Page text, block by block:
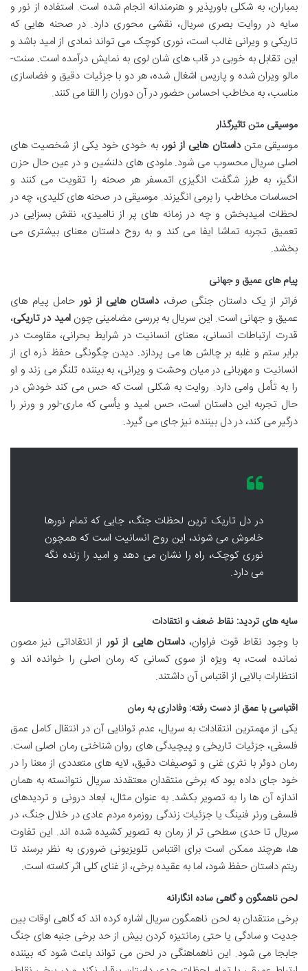
بمباران، به شکلی باورپذیر و هنرمندانه انجام شده است. استفاده از نور و
سایه در روایت بصری سریال، نقشی محوری دارد. در صحنه هایی که
تاریکی و ویرانی غالب است، نوری کوچک می تواند نمادی از امید باشد و
این تقابل به خوبی در قاب های شان لوی به نمایش درآمده است. سنت-
مالو ویران شده و پاریس اشغال شده، هر دو با جزئیات دقیق و فضاسازی
مناسب، به مخاطب احساس حضور در آن دوران را القا می کنند.
موسیقی متن تاثیرگذار
موسیقی متنداستان هایی از نور، به خودی خود یکی از شخصیت های
اصلی سریال محسوب می شود. ملودی های دلنشین و در عین حال حزن
انگیز، به طرز شگفت انگیزی اتمسفر هر صحنه را تقویت می کنند و
احساسات مخاطب را برمی انگیزند. موسیقی در صحنه های کلیدی، چه در
لحظات امیدبخش و چه در زمانه های پر از ناامیدی، نقش بسزایی در
تعمیق تجربه تماشا ایفا می کند و به روح داستان معنای بیشتری می
بخشد.
پیام های عمیق و جهانی
فراتر از یک داستان جنگی صرف،داستان هایی از نور حامل پیام های
عمیق و جهانی است. این سریال به بررسی مضامینی چونامید در تاریکی،
قدرت ارتباطات انسانی، معنای انسانیت در شرایط بحرانی، مقاومت در
برابر ستم و غلبه بر چالش ها می پردازد. دیدن چگونگی حفظ ذره ای از
انسانیت و مهربانی در میان وحشت و ویرانی، به بیننده تلنگر می زند و او
را به تأمل وامی دارد. روایت به شکلی است که حس می کند خودش در
حال تجربه این داستان است، حس امید و یأسی که ماری-لور و ورنر را
درگیر می کند، در دل بیننده نیز جای می گیرد.
در دل تاریک ترین لحظات جنگ، جایی که تمام نورها
خاموش می شوند، این روح انسانیت است که همچون
نوری کوچک، راه را نشان می دهد و امید را زنده نگه
می دارد.
سایه های تردید: نقاط ضعف و انتقادات
با وجود نقاط قوت فراوان،داستان هایی از نور از انتقاداتی نیز مصون
نمانده است، به ویژه از سوی کسانی که رمان اصلی را خوانده اند و
انتظارات بالایی از اقتباس آن داشتند.
اقتباسی با عمق از دست رفته: وفاداری به رمان
یکی از مهمترین انتقادات به سریال، عدم توانایی آن در انتقال کامل عمق
فلسفی، جزئیات تاریخی و پیچیدگی های روان شناختی رمان اصلی است.
رمان دوئر با نثری غنی و توصیفات دقیق، لایه های متعددی از معنا را در
خود جای داده بود که برخی منتقدان معتقدند سریال نتوانسته به همان
اندازه آن ها را به تصویر بکشد. به عنوان مثال، ابعاد درونی و تردیدهای
فلسفی ورنر فنینگ یا جزئیات زندگی روزمره مردم عادی در خلال جنگ، در
سریال تا حدی سطحی تر از رمان به تصویر کشیده شده اند. این تفاوت
ها، هرچند ممکن است برای اقتباس تلویزیونی ضروری به نظر برسند تا
ریتم داستان حفظ شود، اما به عقیده برخی، از غنای کلی اثر کاسته است.
لحن ناهمگون و گاهی ساده انگارانه
برخی منتقدان به لحن ناهمگون سریال اشاره کرده اند که گاهی اوقات بین
جدیت و سادگی یا حتی رمانتیزه کردن بیش از حد برخی جنبه های جنگ
جابجا می شود. این ناهماهنگی در لحن می تواند باعث شود که بیننده